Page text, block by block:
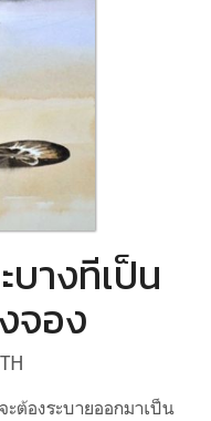
างทีเป็น
จอง
ต้องระบายออกมาเป็น